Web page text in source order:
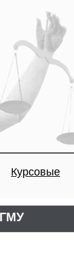
Курсовые